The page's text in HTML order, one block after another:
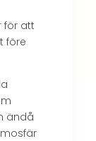
för att
före
ändå